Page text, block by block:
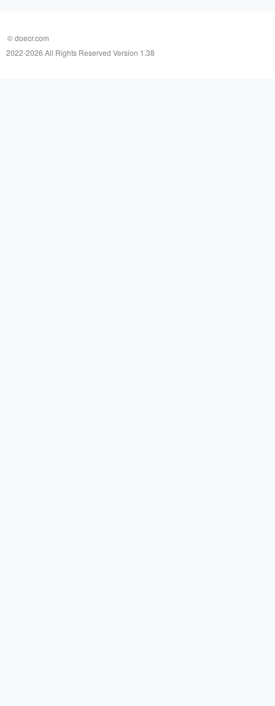
© doecr.com
2022-2026 All Rights Reserved Version 1.38